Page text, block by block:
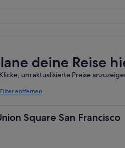
deine Reise
um aktualisierte Preise
entfernen
Square San Francisco